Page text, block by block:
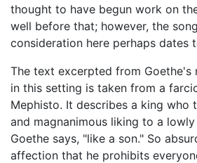
thought to have begun work on
well before that; however, the
consideration here perhaps dates
The text excerpted from Goethe's
in this setting is taken from a
Mephisto. It describes a king who
and magnanimous liking to a
Goethe says, "like a son." So
affection that he prohibits